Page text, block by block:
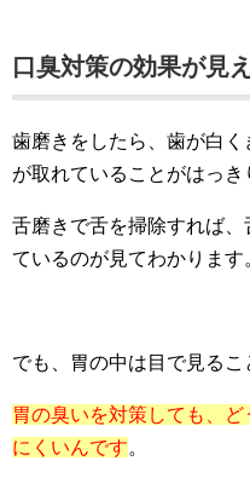
口臭対策の効果が見
歯磨きをしたら、歯が白
が取れていることがはっき
舌磨きで舌を掃除すれば
ているのが見てわかります
でも、胃の中は目で見るこ
胃の臭いを対策しても、
にくいんです。